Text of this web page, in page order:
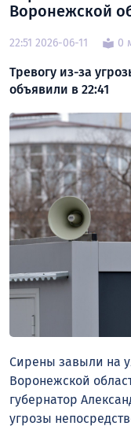
Воронежской
22:51 2026-06-11 0
Тревогу из-за
объявили в 22:41
Сирены завыли на
Воронежской
губернатор
угрозы